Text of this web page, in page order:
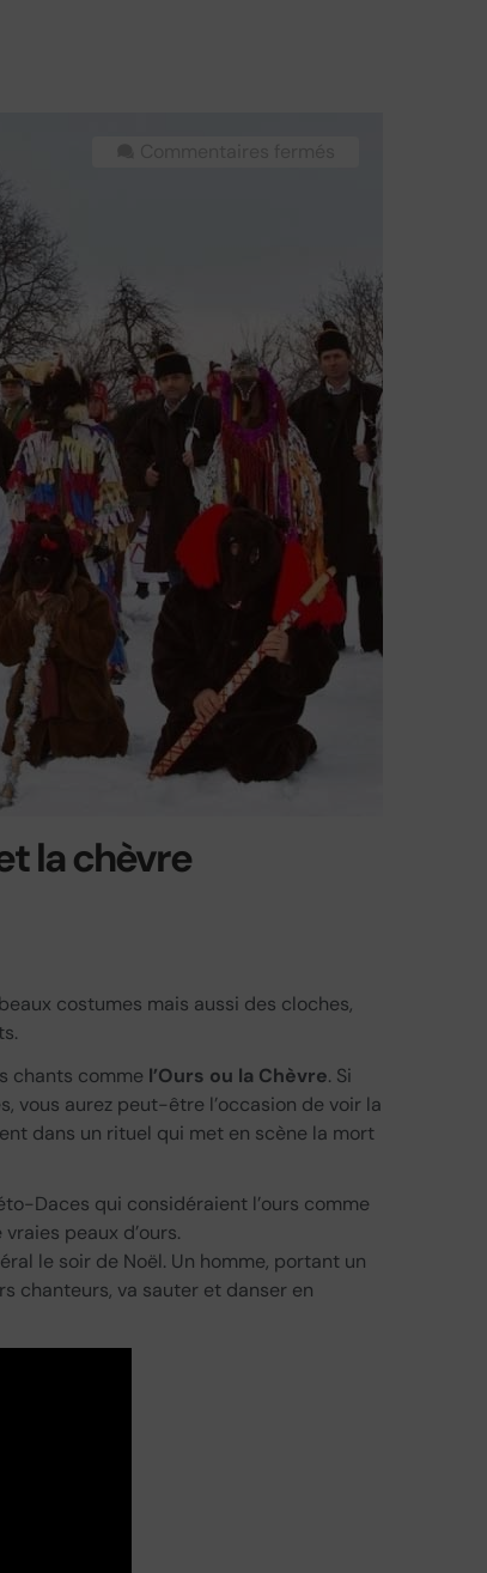
la chèvre
costumes mais aussi des cloches,
chants comme l’Ours ou la Chèvre. Si
vous aurez peut-être l’occasion de voir la
dans un rituel qui met en scène la mort
Daces qui considéraient l’ours comme
peaux d’ours.
le soir de Noël. Un homme, portant un
chanteurs, va sauter et danser en